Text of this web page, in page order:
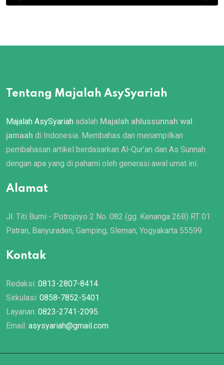
Tentang Majalah AsySyariah
Majalah AsySyariah adalah Majalah ahlussunnah wal
jamaah di Indonesia. Membahas dan menampilkan
pembahasan artikel berdasarkan Al-Qur’an dan As Sunnah
dengan apa yang di pahami oleh generasi awal umat ini.
Alamat
Jl. Titi Bumi - Potrojoyo 2 No. 082 (gg. Kenanga 26B) RT 01
Patran, Banyuraden, Gamping, Sleman, Yogyakarta 55599
Kontak
Redaksi: 0813-2807-8414
Sirkulasi: 0858-7852-5401
Layanan: 0823-2741-2095
Email: asysyariah@gmail.com